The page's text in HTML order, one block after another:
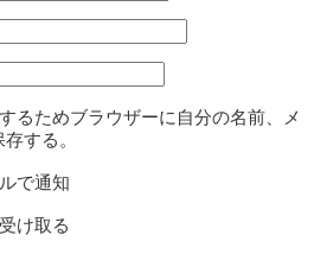
るためブラウザーに自分の名前、メ
する。
で通知
け取る